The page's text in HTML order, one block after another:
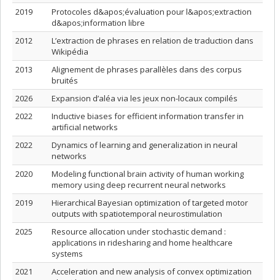
2019
Protocoles d&apos;évaluation pour l&apos;extraction
d&apos;information libre
2012
L’extraction de phrases en relation de traduction dans
Wikipédia
2013
Alignement de phrases parallèles dans des corpus
bruités
2026
Expansion d’aléa via les jeux non-locaux compilés
2022
Inductive biases for efficient information transfer in
artificial networks
2022
Dynamics of learning and generalization in neural
networks
2020
Modeling functional brain activity of human working
memory using deep recurrent neural networks
2019
Hierarchical Bayesian optimization of targeted motor
outputs with spatiotemporal neurostimulation
2025
Resource allocation under stochastic demand :
applications in ridesharing and home healthcare
systems
2021
Acceleration and new analysis of convex optimization